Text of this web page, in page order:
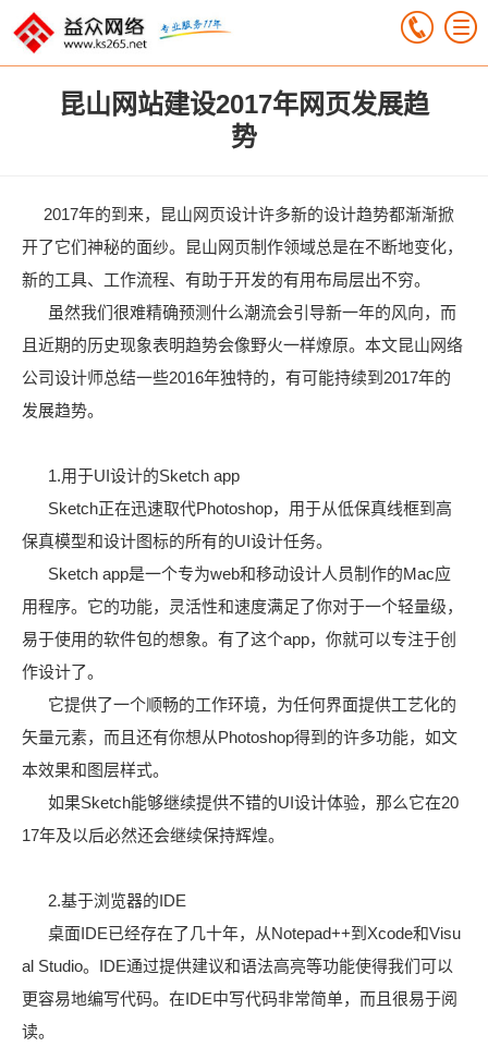
昆山网站建设2017年网页发展趋
势
2017年的到来，昆山网页设计许多新的设计趋势都渐渐掀
开了它们神秘的面纱。昆山网页制作领域总是在不断地变化，
新的工具、工作流程、有助于开发的有用布局层出不穷。
虽然我们很难精确预测什么潮流会引导新一年的风向，而
且近期的历史现象表明趋势会像野火一样燎原。本文昆山网络
公司设计师总结一些2016年独特的，有可能持续到2017年的
发展趋势。
1.用于UI设计的Sketch app
Sketch正在迅速取代Photoshop，用于从低保真线框到高
保真模型和设计图标的所有的UI设计任务。
Sketch app是一个专为web和移动设计人员制作的Mac应
用程序。它的功能，灵活性和速度满足了你对于一个轻量级，
易于使用的软件包的想象。有了这个app，你就可以专注于创
作设计了。
它提供了一个顺畅的工作环境，为任何界面提供工艺化的
矢量元素，而且还有你想从Photoshop得到的许多功能，如文
本效果和图层样式。
如果Sketch能够继续提供不错的UI设计体验，那么它在20
17年及以后必然还会继续保持辉煌。
2.基于浏览器的IDE
桌面IDE已经存在了几十年，从Notepad++到Xcode和Visu
al Studio。IDE通过提供建议和语法高亮等功能使得我们可以
更容易地编写代码。在IDE中写代码非常简单，而且很易于阅
读。